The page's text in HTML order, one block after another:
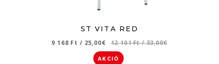
ST VITA RED
9 168 Ft / 25,00€ 12 101 Ft/ 33,00€
AKCIÓ